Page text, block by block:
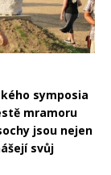
symposia
mramoru
jsou nejen
svůj